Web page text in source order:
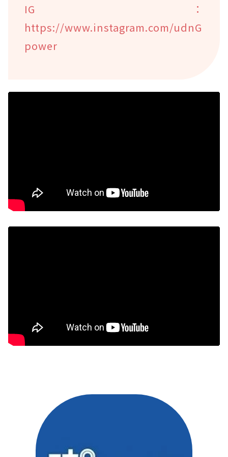
IG：
https://www.instagram.com/udnG
power